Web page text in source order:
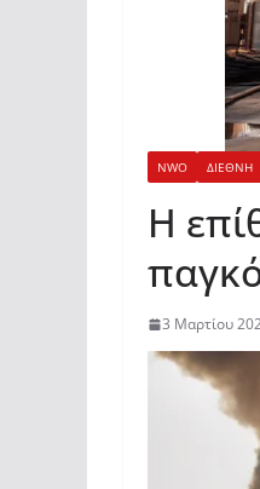
NWO ΔΙΕΘΝΗ
Η
3 Μαρτίου